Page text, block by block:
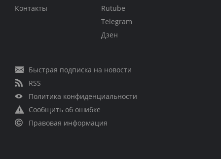
Контакты
Rutube
Telegram
Дзен
Быстрая подписка на новости
RSS
Политика конфиденциальности
Сообщить об ошибке
Правовая информация